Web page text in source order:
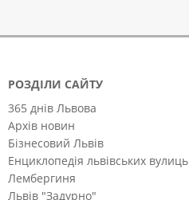
РОЗДІЛИ САЙТУ
365 днів Львова
Архів новин
Бізнесовий Львів
Енциклопедія львівських вулиць
Лембергиня
Львів "Задурно"